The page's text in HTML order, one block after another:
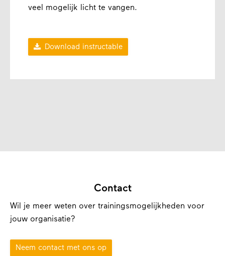
veel mogelijk licht te vangen.
 Download instructable
Contact
Wil je meer weten over trainingsmogelijkheden voor
jouw organisatie?
Neem contact met ons op